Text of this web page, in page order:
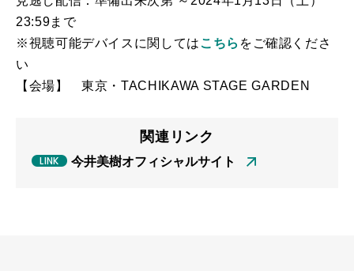
23:59まで
※視聴可能デバイスに関してはこちら をご確認くださ
い
【会場】 東京・TACHIKAWA STAGE GARDEN
関連リンク
今井美樹オフィシャルサイト